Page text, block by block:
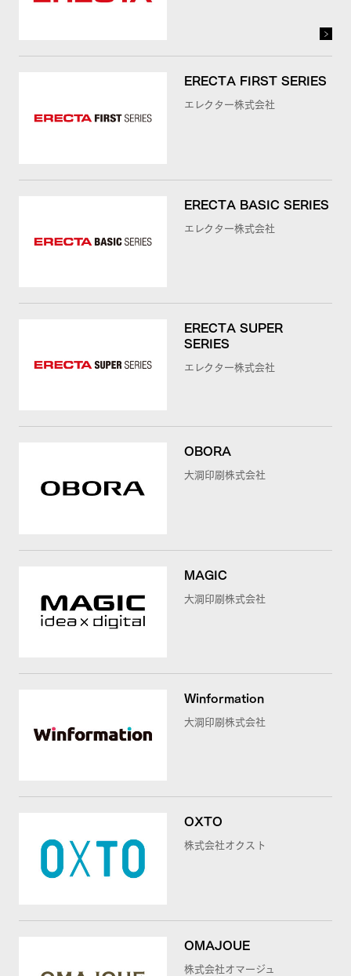
ERECTA FIRST SERIES
エレクター株式会社
ERECTA BASIC SERIES
エレクター株式会社
ERECTA SUPER
SERIES
エレクター株式会社
OBORA
大洞印刷株式会社
MAGIC
大洞印刷株式会社
Winformation
大洞印刷株式会社
OXTO
株式会社オクスト
OMAJOUE
株式会社オマージュ